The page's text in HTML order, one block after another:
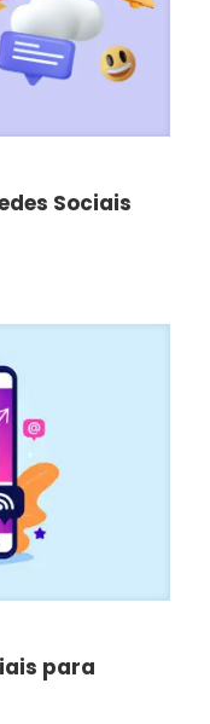
Sociais
para